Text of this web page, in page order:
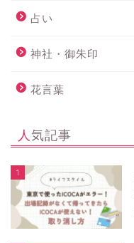
占い
神社・御朱印
花言葉
人気記事
1